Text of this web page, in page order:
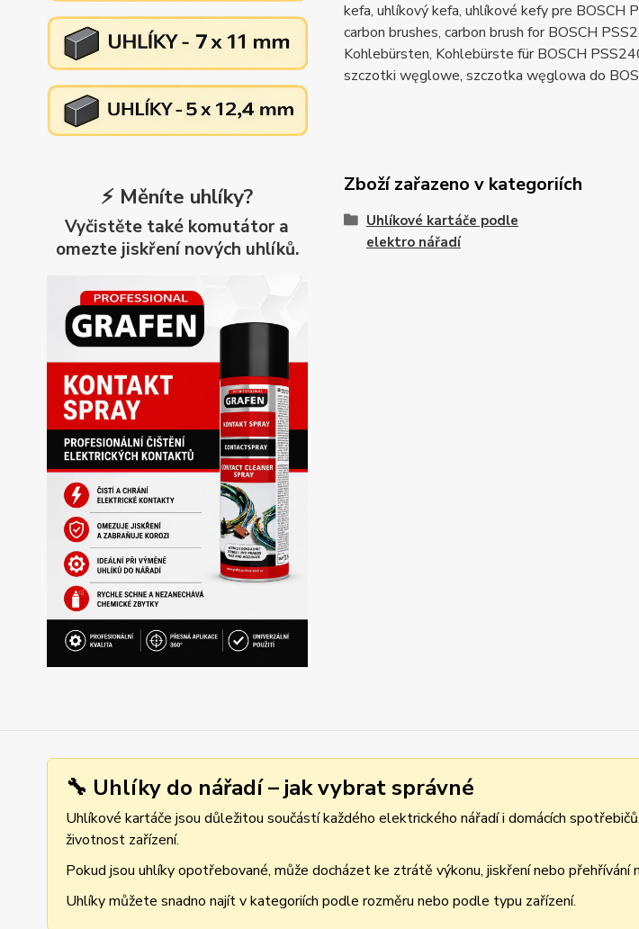
⚡ Měníte uhlíky?
Vyčistěte také komutátor a
omezte jiskření nových uhlíků.
kefa, uhlíkový kefa, uhlíkové kefy pre
carbon brushes, carbon brush for BOSCH
Kohlebürsten, Kohlebürste für BOSCH
szczotki węglowe, szczotka węglowa do
Zboží zařazeno v kategoriích
Uhlíkové kartáče podle
elektro nářadí
🔧 Uhlíky do nářadí – jak vybrat správné
Uhlíkové kartáče jsou důležitou součástí každého elektrického nářadí i domácích
životnost zařízení.
Pokud jsou uhlíky opotřebované, může docházet ke ztrátě výkonu, jiskření nebo přehřívání
Uhlíky můžete snadno najít v kategoriích podle rozměru nebo podle typu zařízení.